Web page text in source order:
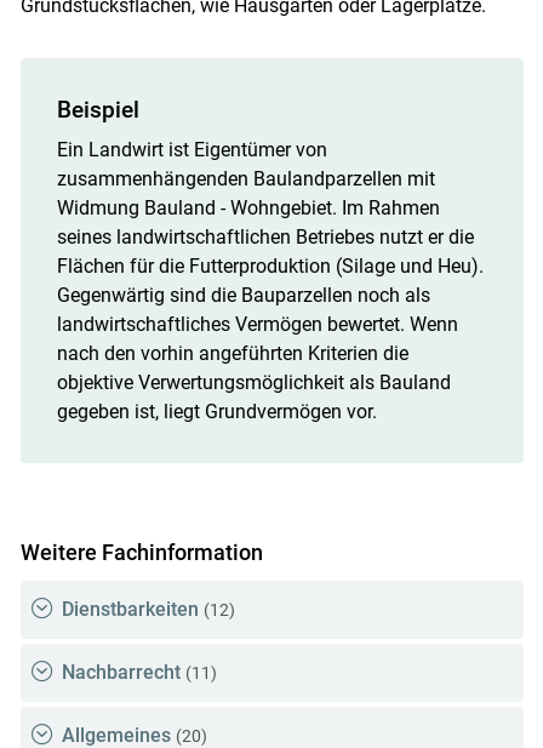
Grundstücksflächen, wie Hausgärten oder Lagerplätze.
Beispiel
Ein Landwirt ist Eigentümer von
zusammenhängenden Baulandparzellen mit
Widmung Bauland - Wohngebiet. Im Rahmen
seines landwirtschaftlichen Betriebes nutzt er die
Flächen für die Futterproduktion (Silage und Heu).
Gegenwärtig sind die Bauparzellen noch als
landwirtschaftliches Vermögen bewertet. Wenn
nach den vorhin angeführten Kriterien die
objektive Verwertungsmöglichkeit als Bauland
gegeben ist, liegt Grundvermögen vor.
Weitere Fachinformation
Dienstbarkeiten (12)
Nachbarrecht (11)
Allgemeines (20)